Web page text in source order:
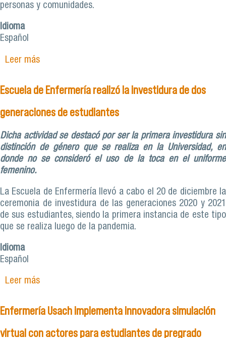
personas y comunidades.
Idioma
Español
Leer mássobre Ambientes alimentarios domésticos: una
inequidades
Escuela de Enfermería realizó la investidura de dos
generaciones de estudiantes
Dicha actividad se destacó por ser la primera investidura sin
distinción de género que se realiza en la Universidad, en
donde no se consideró el uso de la toca en el uniforme
femenino.
La Escuela de Enfermería llevó a cabo el 20 de diciembre la
ceremonia de investidura de las generaciones 2020 y 2021
de sus estudiantes, siendo la primera instancia de este tipo
que se realiza luego de la pandemia.
Idioma
Español
Leer mássobre Escuela de Enfermería realizó la
Enfermería Usach implementa innovadora simulación
virtual con actores para estudiantes de pregrado